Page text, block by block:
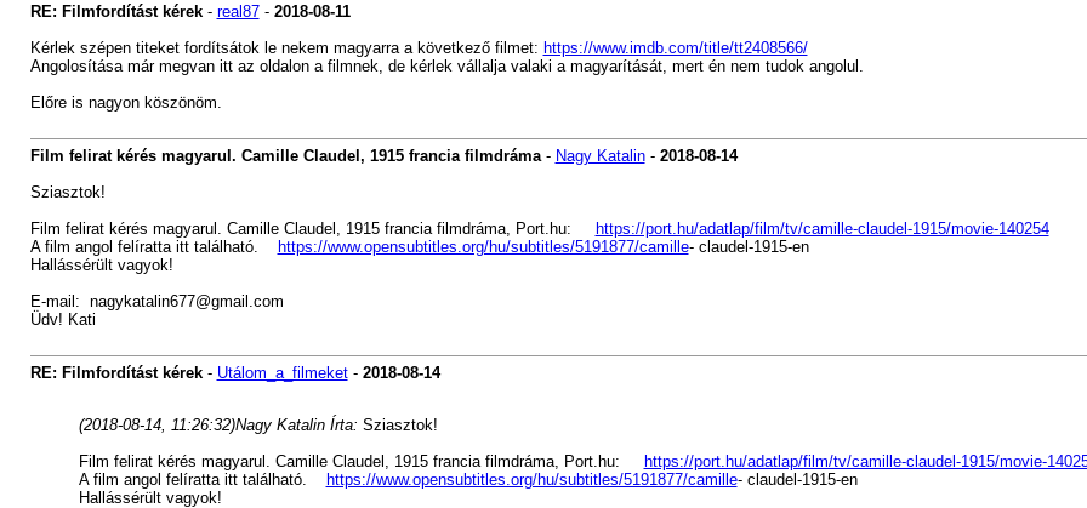
RE: Filmfordítást kérek- real87- 2018-08-11
Kérlek szépen titeket fordítsátok le nekem magyarra a következő filmet: https://www.imdb.com/title/tt2408566/
Angolosítása már megvan itt az oldalon a filmnek, de kérlek vállalja valaki a magyarítását, mert én nem tudok angolul.
Előre is nagyon köszönöm.
Film felirat kérés magyarul. Camille Claudel, 1915 francia filmdráma- Nagy Katalin- 2018-08-14
Sziasztok!
Film felirat kérés magyarul. Camille Claudel, 1915 francia filmdráma, Port.hu:
https://port.hu/adatlap/film/tv/camille-claudel-1915/movie-140254
A film angol felíratta itt található.
https://www.opensubtitles.org/hu/subtitles/5191877/camille- claudel-1915-en
Hallássérült vagyok!
E-mail: nagykatalin677@gmail.com
Üdv! Kati
RE: Filmfordítást kérek- Utálom_a_filmeket- 2018-08-14
(2018-08-14, 11:26:32)Nagy Katalin Írta: Sziasztok!
Film felirat kérés magyarul. Camille Claudel, 1915 francia filmdráma, Port.hu:
https://port.hu/adatlap/film/tv/camille-claudel-1915/movie-
A film angol felíratta itt található.
https://www.opensubtitles.org/hu/subtitles/5191877/camille- claudel-1915-en
Hallássérült vagyok!